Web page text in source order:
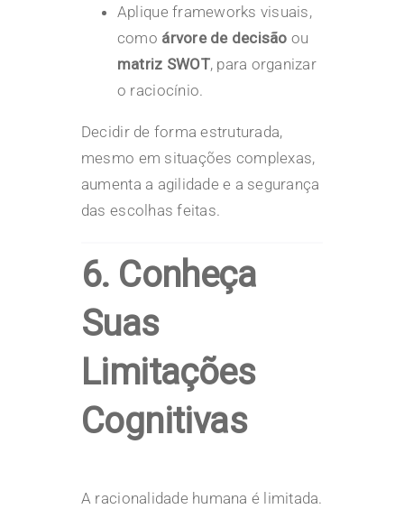
Aplique frameworks visuais,
como árvore de decisão ou
matriz SWOT, para organizar
o raciocínio.
Decidir de forma estruturada,
mesmo em situações complexas,
aumenta a agilidade e a segurança
das escolhas feitas.
6. Conheça
Suas
Limitações
Cognitivas
A racionalidade humana é limitada.